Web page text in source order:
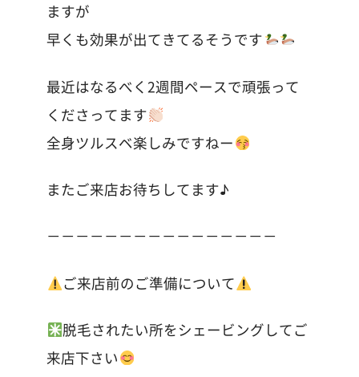
ますが
早くも効果が出てきてるそうです
最近はなるべく2週間ペースで頑張って
くださってます
全身ツルスベ楽しみですねー
またご来店お待ちしてます♪
－－－－－－－－－－－－－－－－
ご来店前のご準備について
脱毛されたい所をシェービングしてご
来店下さい